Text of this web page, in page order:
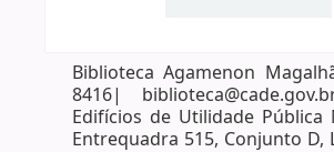
Biblioteca Agamenon
8416|
Edifícios de Utilidade Pública
Entrequadra 515, Conjunto D,